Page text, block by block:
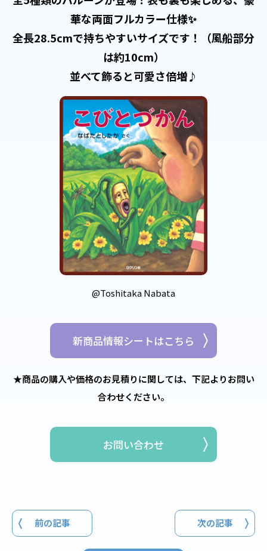
華な両面フルカラー仕様✨
全長28.5cmで持ちやすいサイズです！（風船部分
は約10cm）
並べて飾ると可愛さ倍増♪
@Toshitaka Nabata
新商品情報シートはこちら
★商品の購入や価格のお見積りに関しては、下記よりお問い
合わせください。
お問い合わせ
前の記事 次の記事